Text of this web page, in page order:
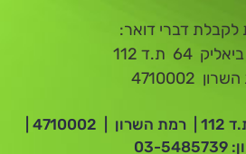
לקבלת דברי דואר:
64 ת.ד 112
4710002
03-5485739